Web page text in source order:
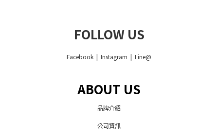
FOLLOW US
Facebook | Instagram | Line@
ABOUT US
品牌介紹
公司資訊